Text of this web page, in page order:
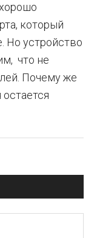
который
Но устройство
что не
Почему же